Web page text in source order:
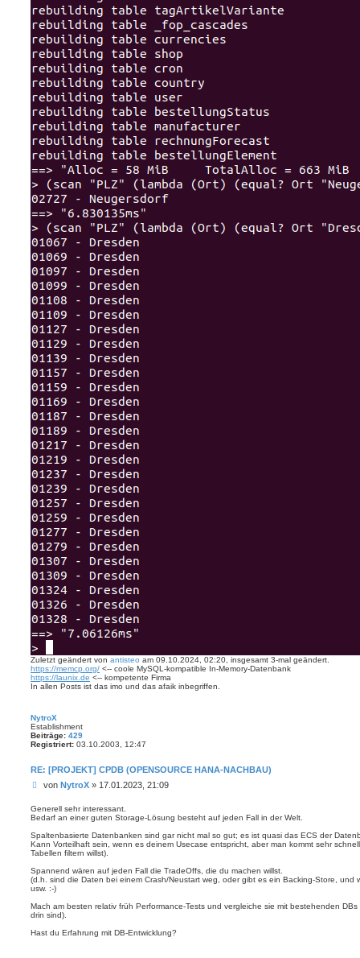
Zuletzt geändert von antisteo am 09.10.2024, 02:20, insgesamt 3-mal geändert.
https://memcp.org/ <-- coole MySQL-kompatible In-Memory-Datenbank
https://launix.de <-- kompetente Firma
In allen Posts ist das imo und das afaik inbegriffen.
NytroX
Establishment
Beiträge: 429
Registriert: 03.10.2003, 12:47
RE: [PROJEKT] CPDB (OPENSOURCE HANA-NACHBAU)
B
i
t
a
g
von NytroX» 17.01.2023, 21:09
Generell sehr interessant.
Bedarf an einer guten Storage-Lösung besteht auf jeden Fall in der Welt.
Spaltenbasierte Datenbanken sind gar nicht mal so gut; es ist quasi das ECS der
Kann Vorteilhaft sein, wenn es deinem Usecase entspricht, aber man kommt sehr
Tabellen filtern willst).
Spannend wären auf jeden Fall die TradeOffs, die du machen willst.
(d.h. sind die Daten bei einem Crash/Neustart weg, oder gibt es ein Backing-Store, und
usw. :-)
Mach am besten relativ früh Performance-Tests und vergleiche sie mit bestehenden
drin sind).
Hast du Erfahrung mit DB-Entwicklung?